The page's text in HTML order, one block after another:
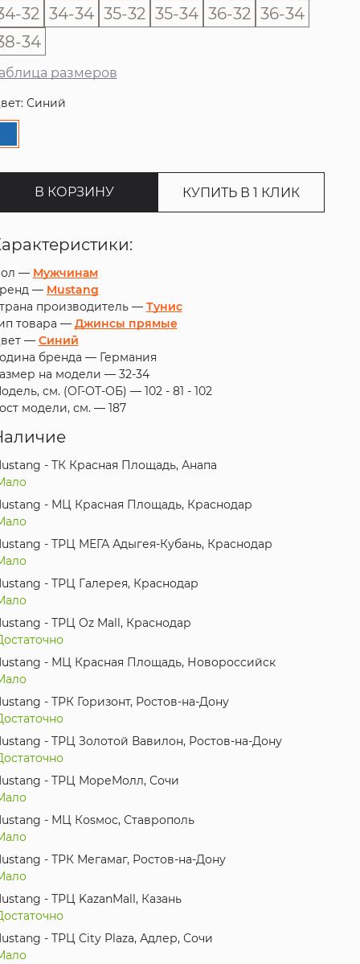
32 34-34 35-32 35-34 36-32 36-34
34
размеров
Синий
В КОРЗИНУ КУПИТЬ В 1 КЛИК
— Мужчинам
— Mustang
производитель — Тунис
товара — Джинсы прямые
— Синий
бренда — Германия
на модели — 32-34
см. (ОГ-ОТ-ОБ) — 102 - 81 - 102
модели, см. — 187
- ТК Красная Площадь, Анапа
- МЦ Красная Площадь, Краснодар
- ТРЦ МЕГА Адыгея-Кубань, Краснодар
- ТРЦ Галерея, Краснодар
- ТРЦ Oz Mall, Краснодар
- МЦ Красная Площадь, Новороссийск
- ТРК Горизонт, Ростов-на-Дону
- ТРЦ Золотой Вавилон, Ростов-на-Дону
- ТРЦ МореМолл, Сочи
- МЦ Коsмос, Ставрополь
- ТРК Мегамаг, Ростов-на-Дону
- ТРЦ KazanMall, Казань
- ТРЦ City Plaza, Адлер, Сочи